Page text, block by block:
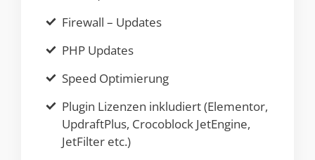
Firewall – Updates
PHP Updates
Speed Optimierung
Plugin Lizenzen inkludiert (Elementor,
UpdraftPlus, Crocoblock JetEngine,
JetFilter etc.)